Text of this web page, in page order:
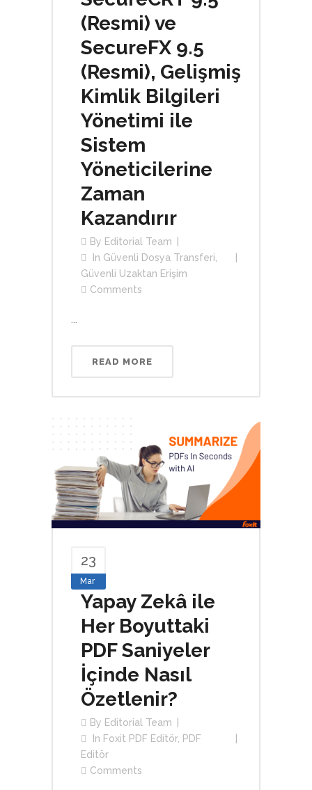
(Resmi) ve
SecureFX 9.5
(Resmi), Gelişmiş
Kimlik Bilgileri
Yönetimi ile
Sistem
Yöneticilerine
Zaman
Kazandırır
By Editorial Team
In Güvenli Dosya Transferi
Güvenli Uzaktan Erişim
Comments
READ MORE
23
Mar
Yapay Zekâ ile
Her Boyuttaki
PDF Saniyeler
İçinde Nasıl
Özetlenir?
By Editorial Team
In Foxit PDF Editör, PDF
Editör
Comments